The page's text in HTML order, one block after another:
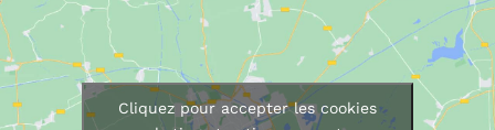
Cliquez pour accepter les cookies